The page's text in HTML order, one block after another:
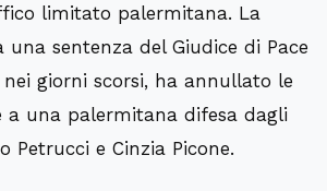
limitato palermitana. La
una sentenza del Giudice di Pace
nei giorni scorsi, ha annullato le
a una palermitana difesa dagli
Petrucci e Cinzia Picone.